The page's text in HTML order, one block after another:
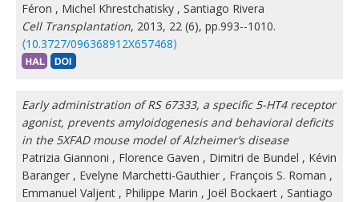
Féron , Michel Khrestchatisky , Santiago Rivera
Cell Transplantation, 2013, 22 (6), pp.993--1010.
⟨10.3727/096368912X657468⟩
Early administration of RS 67333, a specific 5-HT4 receptor
agonist, prevents amyloidogenesis and behavioral deficits
in the 5XFAD mouse model of Alzheimer’s disease
Patrizia Giannoni , Florence Gaven , Dimitri de Bundel , Kévin
Baranger , Evelyne Marchetti-Gauthier , François S. Roman ,
Emmanuel Valjent , Philippe Marin , Joël Bockaert , Santiago